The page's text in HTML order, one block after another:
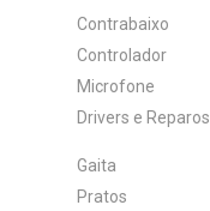
Contrabaixo
Controlador
Microfone
Drivers e Reparos
Gaita
Pratos